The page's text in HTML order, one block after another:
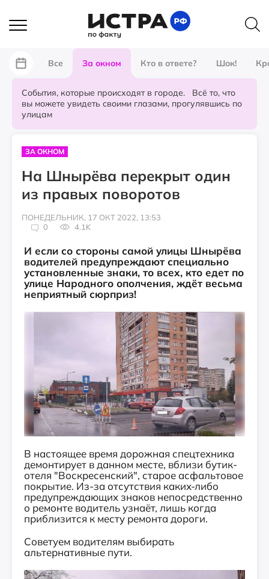
Все За окном Кто в ответе? Шок!
События, которые происходят в городе. Всё то, что
вы можете увидеть своими глазами, прогулявшись по
улицам
ЗА ОКНОМ
На Шнырёва перекрыт один
из правых поворотов
ПОНЕДЕЛЬНИК, 17 ОКТ 2022, 13:53
0
4.1K
И если со стороны самой улицы Шнырёва
водителей предупреждают специально
установленные знаки, то всех, кто едет по
улице Народного ополчения, ждёт весьма
неприятный сюрприз!
В настоящее время дорожная спецтехника
демонтирует в данном месте, вблизи бутик-
отеля "Воскресенский", старое асфальтовое
покрытие. Из-за отсутствия каких-либо
предупреждающих знаков непосредственно
о ремонте водитель узнаёт, лишь когда
приблизится к месту ремонта дороги.
Советуем водителям выбирать
альтернативные пути.